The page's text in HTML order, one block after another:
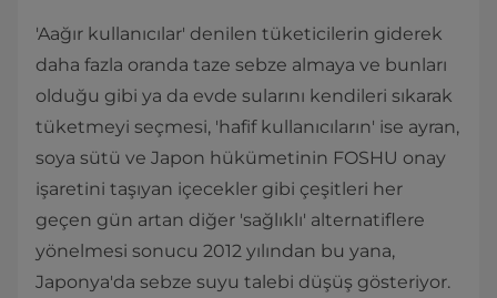
'Aağır kullanıcılar' denilen tüketicilerin giderek
daha fazla oranda taze sebze almaya ve bunları
olduğu gibi ya da evde sularını kendileri sıkarak
tüketmeyi seçmesi, 'hafif kullanıcıların' ise ayran,
soya sütü ve Japon hükümetinin FOSHU onay
işaretini taşıyan içecekler gibi çeşitleri her
geçen gün artan diğer 'sağlıklı' alternatiflere
yönelmesi sonucu 2012 yılından bu yana,
Japonya'da sebze suyu talebi düşüş gösteriyor.